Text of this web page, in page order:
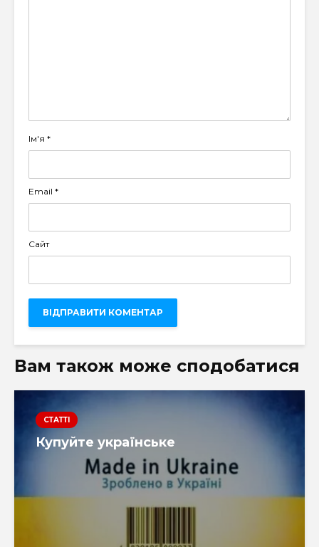
Ім'я *
Email *
Сайт
Вам також може сподобатися
СТАТТІ
Купуйте українське